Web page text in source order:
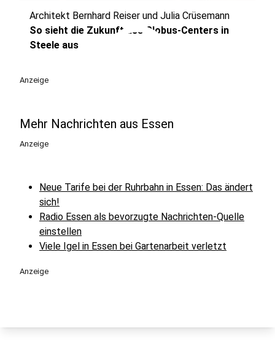
play_circle
Architekt Bernhard Reiser und Julia Crüsemann
So sieht die Zukunft des Globus-Centers in
Steele aus
Anzeige
Mehr Nachrichten aus Essen
Anzeige
Neue Tarife bei der Ruhrbahn in Essen: Das ändert
sich!
Radio Essen als bevorzugte Nachrichten-Quelle
einstellen
Viele Igel in Essen bei Gartenarbeit verletzt
Anzeige